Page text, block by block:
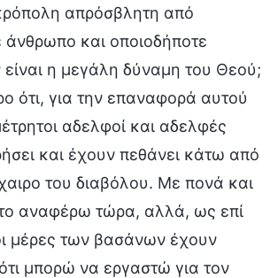
απρόσβλητη από
άνθρωπο και οποιοδήποτε
η μεγάλη δύναμη του Θεού;
ότι, για την επαναφορά αυτού
αδελφοί και αδελφές
και έχουν πεθάνει κάτω από
του διαβόλου. Με πονά και
αναφέρω τώρα, αλλά, ως επί
μέρες των βασάνων έχουν
μπορώ να εργαστώ για τον